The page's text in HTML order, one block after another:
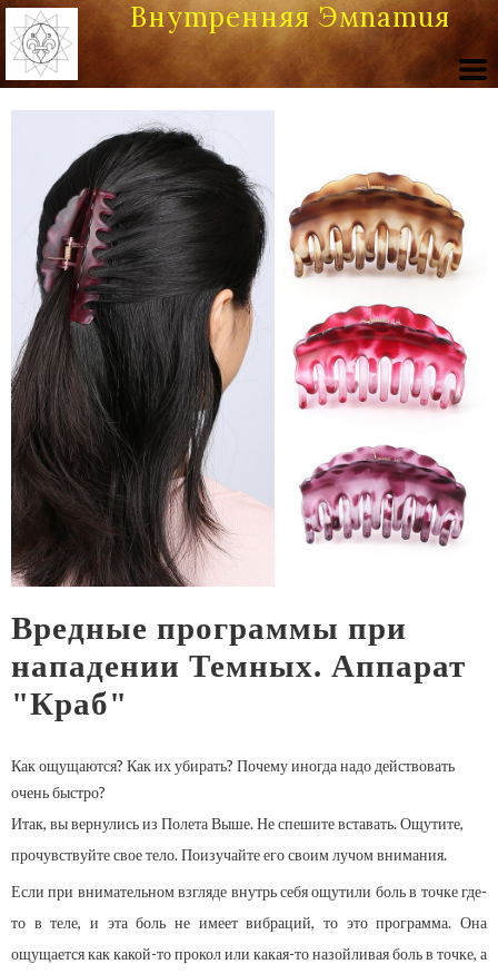
Внутренняя Эмпатия
Вредные программы при
нападении Темных. Аппарат
"Краб"
Как ощущаются? Как их убирать? Почему иногда надо действовать
очень быстро?
Итак, вы вернулись из Полета Выше. Не спешите вставать. Ощутите,
прочувствуйте свое тело. Поизучайте его своим лучом внимания.
Если при внимательном взгляде внутрь себя ощутили боль в точке где-
то в теле, и эта боль не имеет вибраций, то это программа. Она
ощущается как какой-то прокол или какая-то назойливая боль в точке, а